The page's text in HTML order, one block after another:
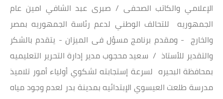
الإعلامي والكاتب الصحفى / صبرى عبد الشافي امين عام
الجمهوريه للتحالف الوطني لدعم رئاسة الجمهوريه بمصر
والخارج - ومقدم برنامج مسؤل فى الميزان - يتقدم بالشكر
والتقدير للأستاذ / سعيد محجوب مدير إدارة التحرير التعليميه
بمحافظة البحيره لسرعة إستجابته لشكوي أولياء أمور تلاميذ
مدرسة طلعت العيسوي الإبتدائيه بمدينة بدر لعدم وجود مياه